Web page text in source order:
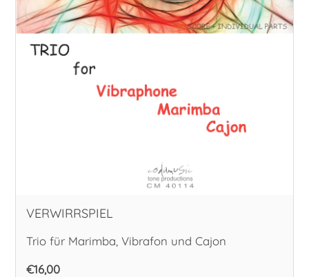
VERWIRRSPIEL
Trio für Marimba, Vibrafon und Cajon
€16,00